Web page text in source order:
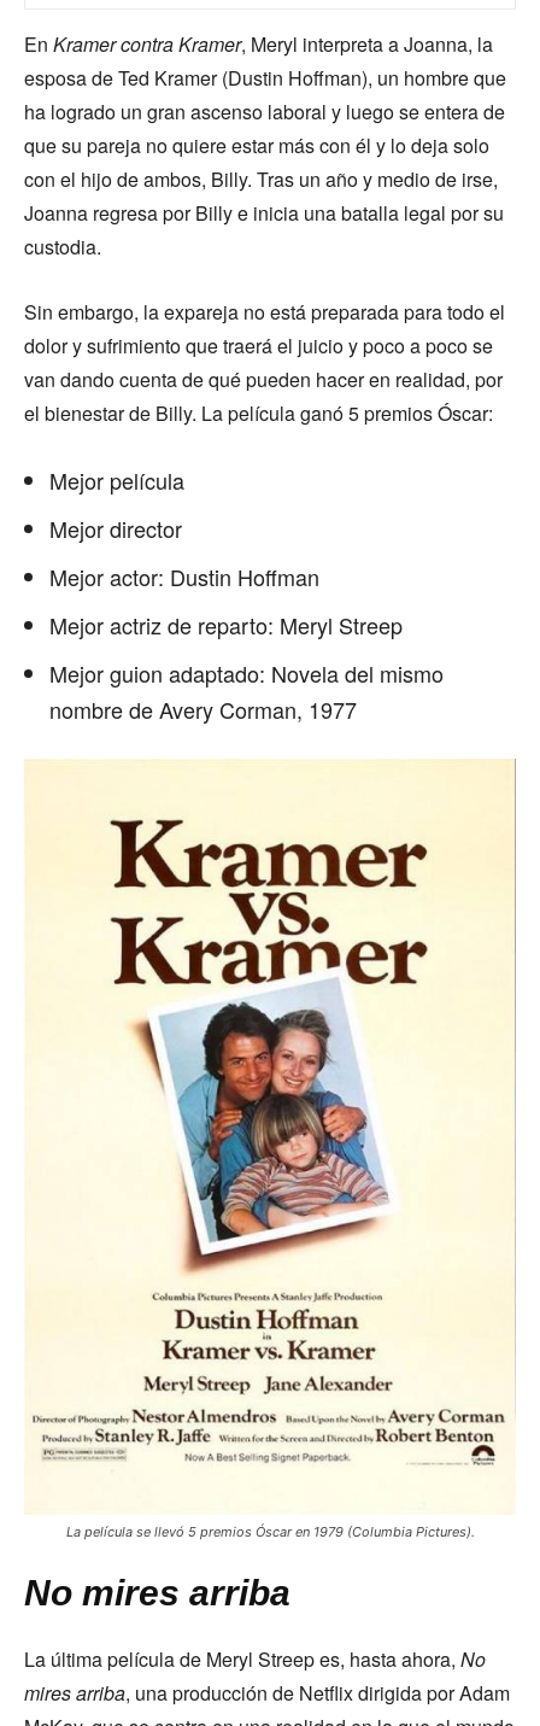
En Kramer contra Kramer, Meryl interpreta a Joanna, la
esposa de Ted Kramer (Dustin Hoffman), un hombre que
ha logrado un gran ascenso laboral y luego se entera de
que su pareja no quiere estar más con él y lo deja solo
con el hijo de ambos, Billy. Tras un año y medio de irse,
Joanna regresa por Billy e inicia una batalla legal por su
custodia.
Sin embargo, la expareja no está preparada para todo el
dolor y sufrimiento que traerá el juicio y poco a poco se
van dando cuenta de qué pueden hacer en realidad, por
el bienestar de Billy. La película ganó 5 premios Óscar:
Mejor película
Mejor director
Mejor actor: Dustin Hoffman
Mejor actriz de reparto: Meryl Streep
Mejor guion adaptado: Novela del mismo
nombre de Avery Corman, 1977
La película se llevó 5 premios Óscar en 1979 (Columbia Pictures).
No mires arriba
La última película de Meryl Streep es, hasta ahora, No
mires arriba, una producción de Netflix dirigida por Adam